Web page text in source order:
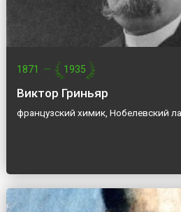
1871 — 1935
Виктор Гриньяр
французский химик, Нобелевский